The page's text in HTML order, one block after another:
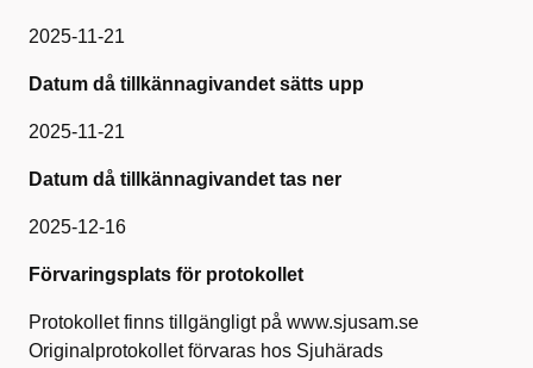
2025-11-21
Datum då tillkännagivandet sätts upp
2025-11-21
Datum då tillkännagivandet tas ner
2025-12-16
Förvaringsplats för protokollet
Protokollet finns tillgängligt på www.sjusam.se
Originalprotokollet förvaras hos Sjuhärads